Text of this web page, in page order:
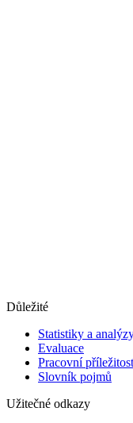
Důležité
Statistiky a
Evaluace
Pracovní
Slovník pojmů
Užitečné odkazy